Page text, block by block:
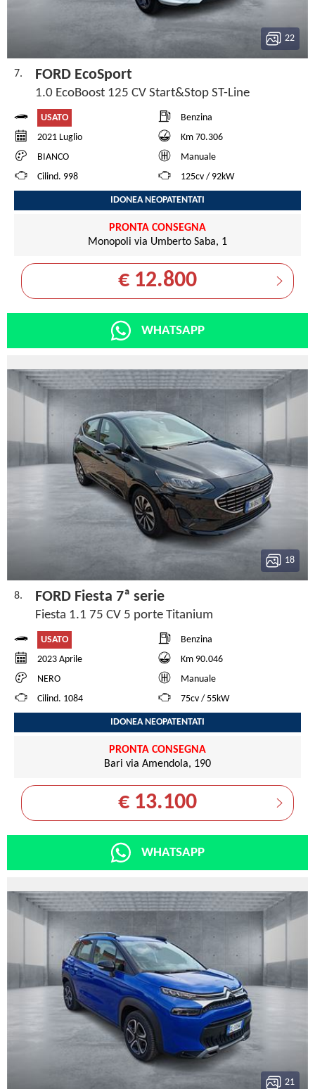
22
7. FORD EcoSport
1.0 EcoBoost 125 CV Start&Stop ST-Line
USATO
Benzina
2021 Luglio
Km 70.306
BIANCO
Manuale
Cilind. 998
125cv / 92kW
IDONEA NEOPATENTATI
PRONTA CONSEGNA
Monopoli via Umberto Saba, 1
€ 12.800
WHATSAPP
18
8. FORD Fiesta 7ª serie
Fiesta 1.1 75 CV 5 porte Titanium
USATO
Benzina
2023 Aprile
Km 90.046
NERO
Manuale
Cilind. 1084
75cv / 55kW
IDONEA NEOPATENTATI
PRONTA CONSEGNA
Bari via Amendola, 190
€ 13.100
WHATSAPP
21